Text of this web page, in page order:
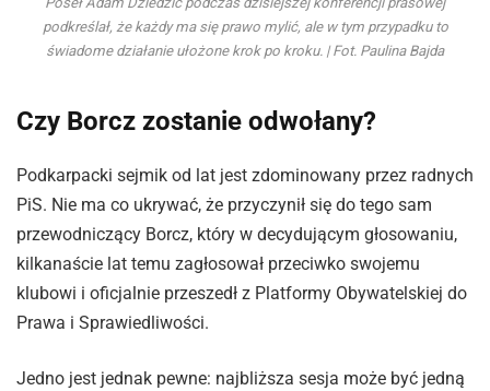
podkreślał, że każdy ma się prawo mylić, ale w tym przypadku to
świadome działanie ułożone krok po kroku. | Fot. Paulina Bajda
Czy Borcz zostanie odwołany?
Podkarpacki sejmik od lat jest zdominowany przez radnych
PiS. Nie ma co ukrywać, że przyczynił się do tego sam
przewodniczący Borcz, który w decydującym głosowaniu,
kilkanaście lat temu zagłosował przeciwko swojemu
klubowi i oficjalnie przeszedł z Platformy Obywatelskiej do
Prawa i Sprawiedliwości.
Jedno jest jednak pewne: najbliższa sesja może być jedną